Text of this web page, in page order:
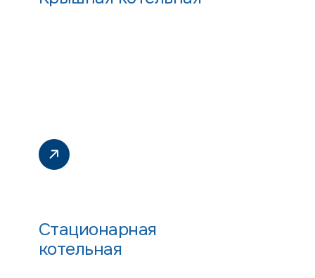
Стационарная
котельная